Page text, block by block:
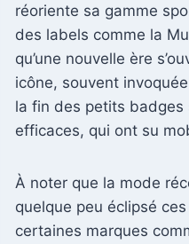
réoriente sa gamme
des labels comme la
qu’une nouvelle ère
icône, souvent
la fin des petits
efficaces, qui ont su
À noter que la mode
quelque peu éclipsé
certaines marques